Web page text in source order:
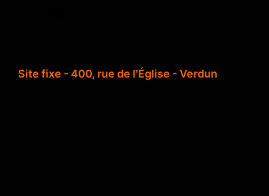
Site fixe - 400, rue de l'Église - Verdun